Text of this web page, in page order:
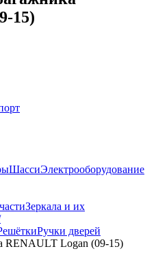
15)
ШассиЭлектрооборудование
Зеркала и их
Ручки дверей
Logan (09-15)